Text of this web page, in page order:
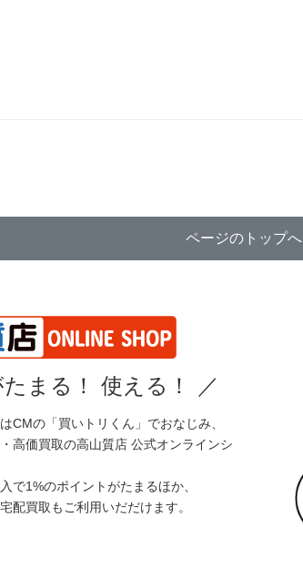
ページのトップへ
まる！ 使える！ ／
CMの「買いトリくん」でおなじみ、
高価買取の高山質店 公式オンラインシ
で1%のポイントがたまるほか、
配買取もご利用いだだけます。